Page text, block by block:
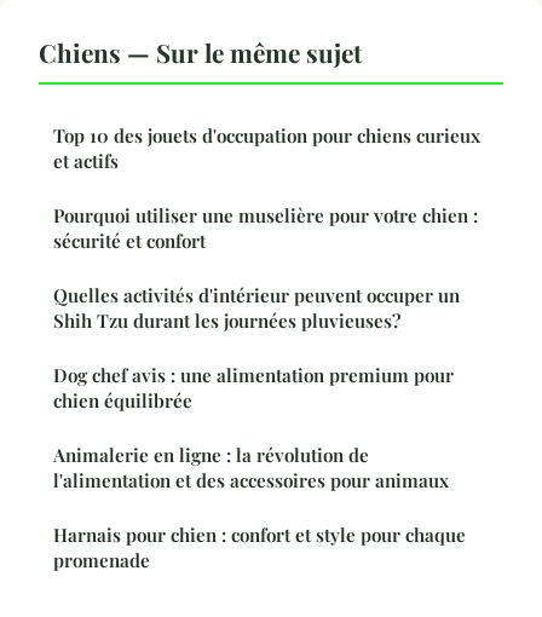
Chiens — Sur le même sujet
Top 10 des jouets d'occupation pour chiens curieux
et actifs
Pourquoi utiliser une muselière pour votre chien :
sécurité et confort
Quelles activités d'intérieur peuvent occuper un
Shih Tzu durant les journées pluvieuses?
Dog chef avis : une alimentation premium pour
chien équilibrée
Animalerie en ligne : la révolution de
l'alimentation et des accessoires pour animaux
Harnais pour chien : confort et style pour chaque
promenade